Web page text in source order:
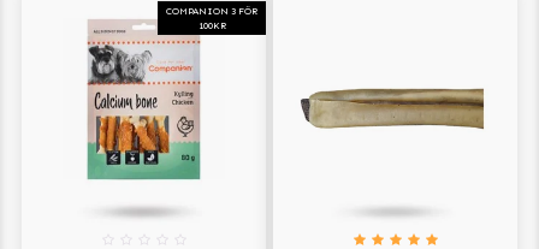
COMPANION 3 FÖR
100KR